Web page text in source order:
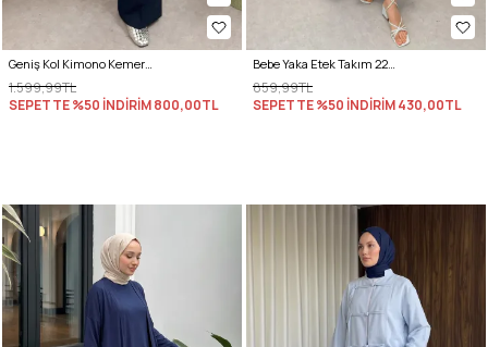
Geniş Kol Kimono Kemerli Pantolon Takım 0047 - LACİVERT
1.599,99TL
SEPETTE %50 İNDİRİM800,00TL
Bebe Yaka Etek Takım 2255 - İNDİGO
859,99TL
SEPETTE %50 İNDİRİM430,00TL